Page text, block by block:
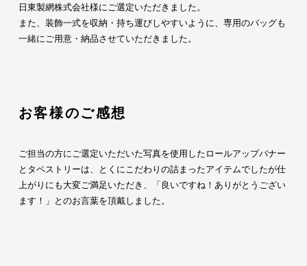
日東製網株式会社様にご選定いただきました。
また、装飾一式を収納・持ち運びしやすいように、専用のバッグも
一緒にご用意・納品させていただきました。
お客様のご感想
ご担当の方にご選定いただいた写真を使用したロールアップバナー
とタペストリーは、とくにこだわりの詰まったアイテムでしたが仕
上がりにも大変ご満足いただき、「良いですね！ありがとうござい
ます！」とのお言葉を頂戴しました。